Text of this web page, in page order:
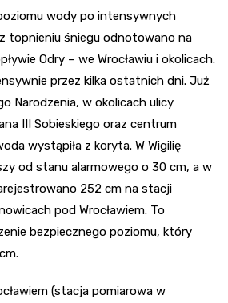
wody po intensywnych
topnieniu śniegu odnotowano na
Odry – we Wrocławiu i okolicach.
przez kilka ostatnich dni. Już
Narodzenia, w okolicach ulicy
III Sobieskiego oraz centrum
wystąpiła z koryta. W Wigilię
od stanu alarmowego o 30 cm, a w
252 cm na stacji
pod Wrocławiem. To
bezpiecznego poziomu, który
(stacja pomiarowa w